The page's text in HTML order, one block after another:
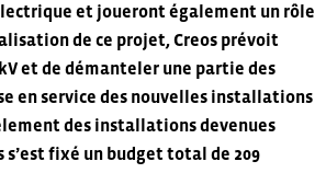
et joueront également un rôle
de ce projet, Creos prévoit
et de démanteler une partie des
en service des nouvelles installations
des installations devenues
fixé un budget total de 209